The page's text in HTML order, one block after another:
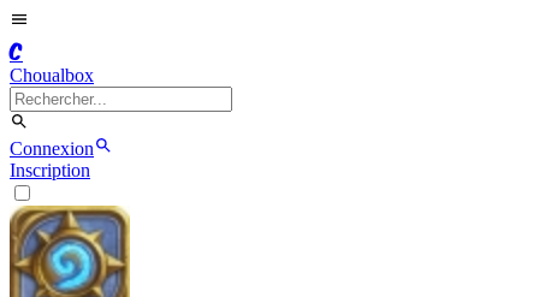
C
Choualbox
Connexion
Inscription